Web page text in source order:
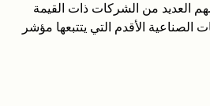
العديد من الشركات ذات القيمة
الصناعية الأقدم التي يتتبعها مؤشر